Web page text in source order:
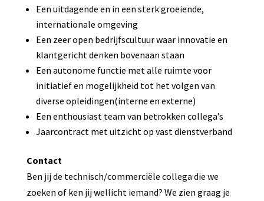
Een uitdagende en in een sterk groeiende,
internationale omgeving
Een zeer open bedrijfscultuur waar innovatie en
klantgericht denken bovenaan staan
Een autonome functie met alle ruimte voor
initiatief en mogelijkheid tot het volgen van
diverse opleidingen(interne en externe)
Een enthousiast team van betrokken collega’s
Jaarcontract met uitzicht op vast dienstverband
Contact
Ben jij de technisch/commerciële collega die we
zoeken of ken jij wellicht iemand? We zien graag je